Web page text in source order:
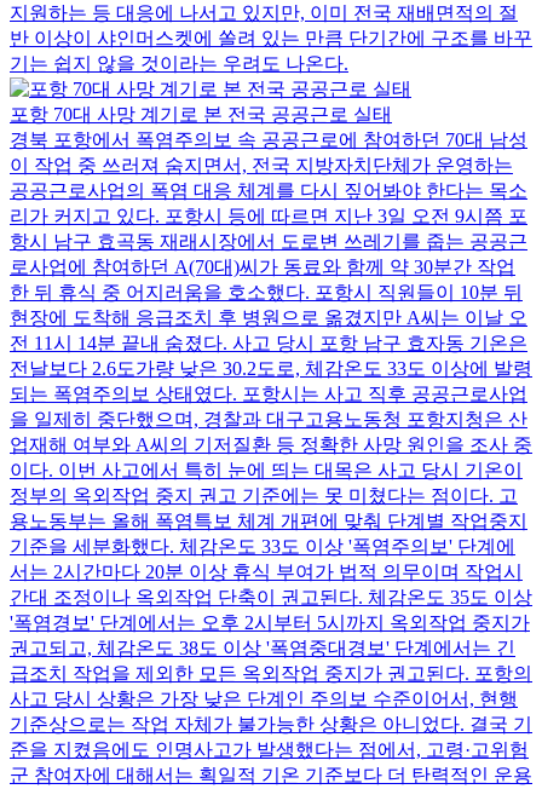
지원하는 등 대응에 나서고 있지만, 이미 전국 재배면적의 절
반 이상이 샤인머스켓에 쏠려 있는 만큼 단기간에 구조를 바꾸
기는 쉽지 않을 것이라는 우려도 나온다.
포항 70대 사망 계기로 본 전국 공공근로 실태
경북 포항에서 폭염주의보 속 공공근로에 참여하던 70대 남성
이 작업 중 쓰러져 숨지면서, 전국 지방자치단체가 운영하는
공공근로사업의 폭염 대응 체계를 다시 짚어봐야 한다는 목소
리가 커지고 있다. 포항시 등에 따르면 지난 3일 오전 9시쯤 포
항시 남구 효곡동 재래시장에서 도로변 쓰레기를 줍는 공공근
로사업에 참여하던 A(70대)씨가 동료와 함께 약 30분간 작업
한 뒤 휴식 중 어지러움을 호소했다. 포항시 직원들이 10분 뒤
현장에 도착해 응급조치 후 병원으로 옮겼지만 A씨는 이날 오
전 11시 14분 끝내 숨졌다. 사고 당시 포항 남구 효자동 기온은
전날보다 2.6도가량 낮은 30.2도로, 체감온도 33도 이상에 발령
되는 폭염주의보 상태였다. 포항시는 사고 직후 공공근로사업
을 일제히 중단했으며, 경찰과 대구고용노동청 포항지청은 산
업재해 여부와 A씨의 기저질환 등 정확한 사망 원인을 조사 중
이다. 이번 사고에서 특히 눈에 띄는 대목은 사고 당시 기온이
정부의 옥외작업 중지 권고 기준에는 못 미쳤다는 점이다. 고
용노동부는 올해 폭염특보 체계 개편에 맞춰 단계별 작업중지
기준을 세분화했다. 체감온도 33도 이상 '폭염주의보' 단계에
서는 2시간마다 20분 이상 휴식 부여가 법적 의무이며 작업시
간대 조정이나 옥외작업 단축이 권고된다. 체감온도 35도 이상
'폭염경보' 단계에서는 오후 2시부터 5시까지 옥외작업 중지가
권고되고, 체감온도 38도 이상 '폭염중대경보' 단계에서는 긴
급조치 작업을 제외한 모든 옥외작업 중지가 권고된다. 포항의
사고 당시 상황은 가장 낮은 단계인 주의보 수준이어서, 현행
기준상으로는 작업 자체가 불가능한 상황은 아니었다. 결국 기
준을 지켰음에도 인명사고가 발생했다는 점에서, 고령·고위험
군 참여자에 대해서는 획일적 기온 기준보다 더 탄력적인 운용